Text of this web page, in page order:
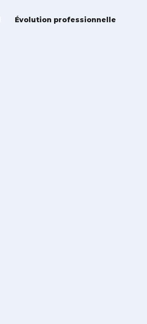
Évolution professionnelle